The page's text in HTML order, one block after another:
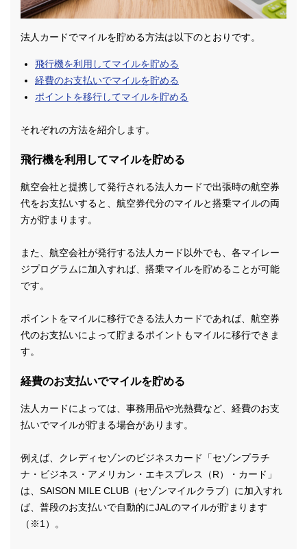
法人カードでマイルを貯める方法は以下のとおりです。
飛行機を利用してマイルを貯める
経費のお支払いでマイルを貯める
ポイントを移行してマイルを貯める
それぞれの方法を紹介します。
飛行機を利用してマイルを貯める
航空会社と提携して発行される法人カードで出張時の航空券
代をお支払いすると、航空券代分のマイルと搭乗マイルの両
方が貯まります。
また、航空会社が発行する法人カード以外でも、各マイレー
ジプログラムに加入すれば、搭乗マイルを貯めることが可能
です。
ポイントをマイルに移行できる法人カードであれば、航空券
代のお支払いによって貯まるポイントもマイルに移行できま
す。
経費のお支払いでマイルを貯める
法人カードによっては、事務用品や光熱費など、経費のお支
払いでマイルが貯まる場合があります。
例えば、クレディセゾンのビジネスカード「セゾンプラチ
ナ・ビジネス・アメリカン・エキスプレス（R）・カード」
は、SAISON MILE CLUB（セゾンマイルクラブ）に加入すれ
ば、普段のお支払いで自動的にJALのマイルが貯まります
（※1）。